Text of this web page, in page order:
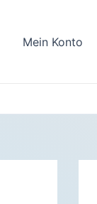
Mein Konto